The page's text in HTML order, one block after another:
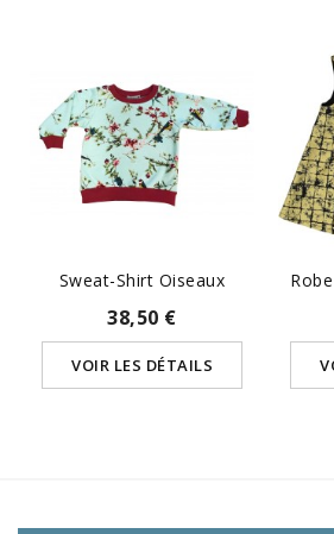
Sweat-Shirt Oiseaux
38,50 €
VOIR LES DÉTAILS